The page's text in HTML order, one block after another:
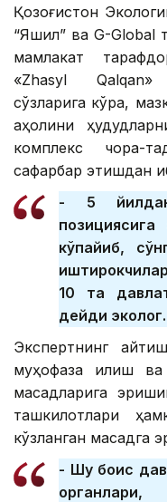
Қозоғистон
“Яшил” ва G-Global
мамлакат
«Zhasyl Qalqan»
сўзларига кўра,
аҳолини
комплекс чора-
сафарбар этишдан
- 5
кўпайиб,
10 та
дейди эколог.
Экспертнинг
муҳофаза қилиш
мақсадларига
ташкилотлари
кўзланган
- Шу боис